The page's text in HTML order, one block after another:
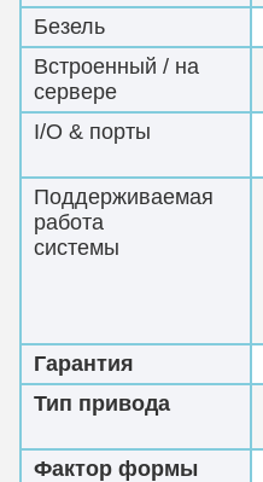
Безель
Встроенный / на
сервере
I/O & порты
Поддерживаемая
работа
системы
Гарантия
Тип привода
Фактор формы